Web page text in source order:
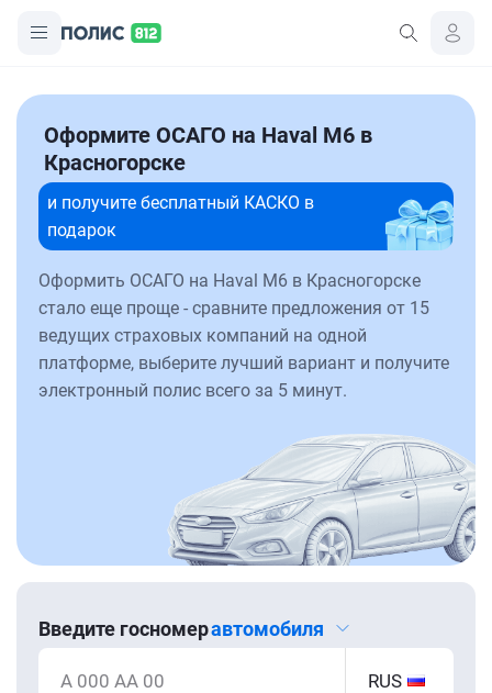
Оформите ОСАГО на Haval M6 в
Красногорске
и получите бесплатный КАСКО в
подарок
Оформить ОСАГО на Haval M6 в Красногорске
стало еще проще - сравните предложения от 15
ведущих страховых компаний на одной
платформе, выберите лучший вариант и получите
электронный полис всего за 5 минут.
Введите госномеравтомобиля
А 000 АА 00 RUS